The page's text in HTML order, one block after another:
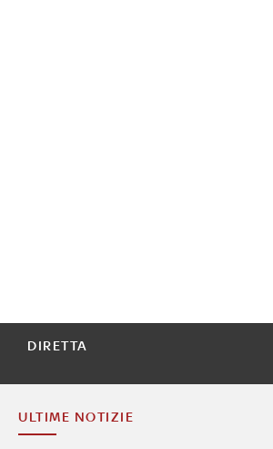
DIRETTA
ULTIME NOTIZIE